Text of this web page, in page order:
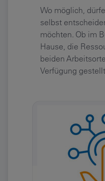
Wo möglich,
selbst
möchten. Ob im
Hause, die
beiden
Verfügung